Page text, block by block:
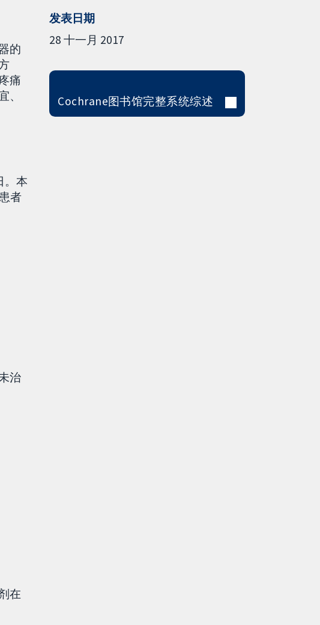
的
痛
、
。本
者
治
在
发表日期
28 十一月 2017
Cochrane图书馆完整系统综述